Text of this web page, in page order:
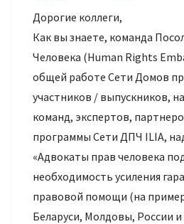
Дорогие коллеги,
Как вы знаете, команда
Человека (Human Rights
общей работе Сети Домов
участников / выпускников,
команд, экспертов,
программы Сети ДПЧ ILIA,
«Адвокаты прав человека
необходимость усиления
правовой помощи (на
Беларуси, Молдовы, России и